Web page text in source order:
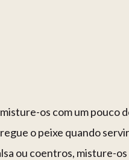
os com um pouco
o peixe quando
ou coentros, misture-os